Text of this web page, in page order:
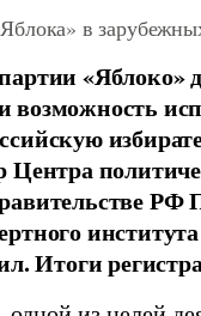
в
«Яблоко»
возможность
Центра
Итоги